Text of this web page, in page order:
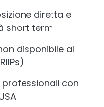
diretta e
short term
disponibile al
professionali con